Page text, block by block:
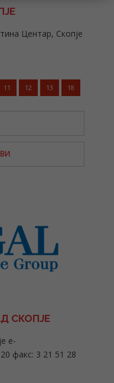
Центар, Скопје
11 12 13 18
СКОПЈЕ
e-
факс: 3 21 51 28